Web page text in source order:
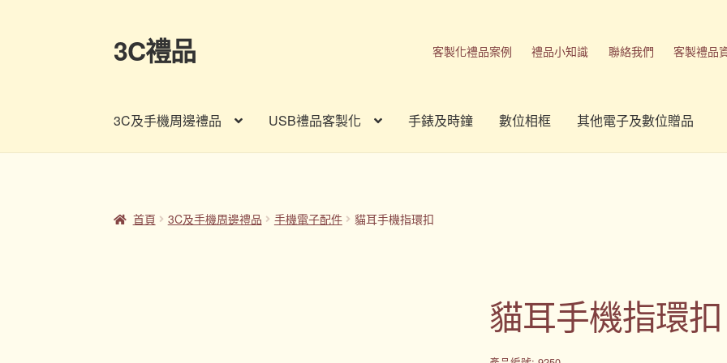
跳
至
列
跳
至
內
3C禮品 客製化禮品案例 禮品小知識 聯絡我們 客製禮品
3C及手機周邊禮品 USB禮品客製化 手錶及時鐘 數位相框 其他電子及數位贈品
客製禮品資訊宣導品尾牙禮品推薦常見問題我的帳號春酒禮品
首頁 3C及手機周邊禮品 手機電子配件 貓耳手機指環扣
貓耳手機指環扣